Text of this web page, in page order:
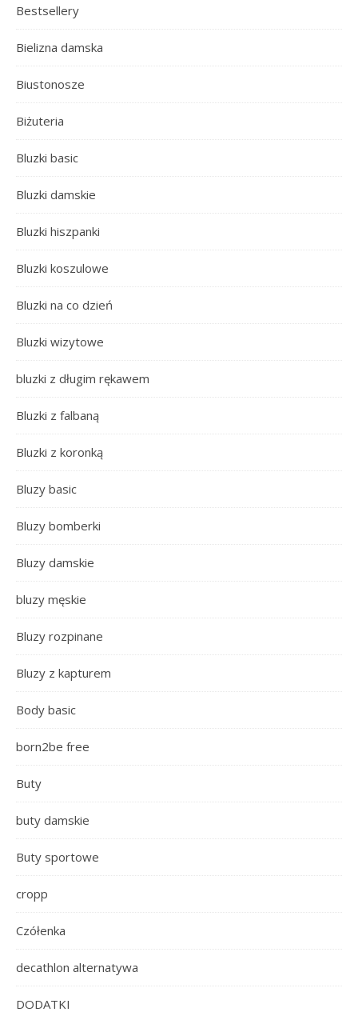
Bestsellery
Bielizna damska
Biustonosze
Biżuteria
Bluzki basic
Bluzki damskie
Bluzki hiszpanki
Bluzki koszulowe
Bluzki na co dzień
Bluzki wizytowe
bluzki z długim rękawem
Bluzki z falbaną
Bluzki z koronką
Bluzy basic
Bluzy bomberki
Bluzy damskie
bluzy męskie
Bluzy rozpinane
Bluzy z kapturem
Body basic
born2be free
Buty
buty damskie
Buty sportowe
cropp
Czółenka
decathlon alternatywa
DODATKI